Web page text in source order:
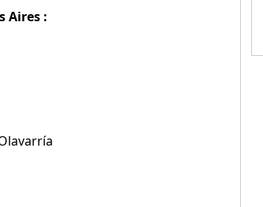
Aires :